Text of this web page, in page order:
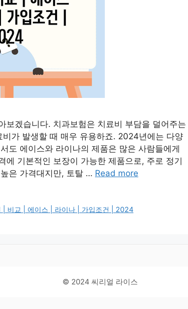
보겠습니다. 치과보험은 치료비 부담을 덜어주는
가 발생할 때 매우 유용하죠. 2024년에는 다양
도 에이스와 라이나의 제품은 많은 사람들에게
에 기본적인 보장이 가능한 제품으로, 주로 정기
은 가격대지만, 토탈 … Read more
| 비교 | 에이스 | 라이나 | 가입조건 | 2024
© 2024 씨리얼 라이스